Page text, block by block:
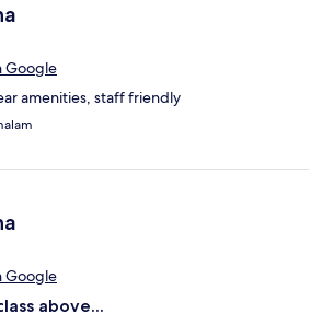
Google
amenities, staff friendly
Google
above...